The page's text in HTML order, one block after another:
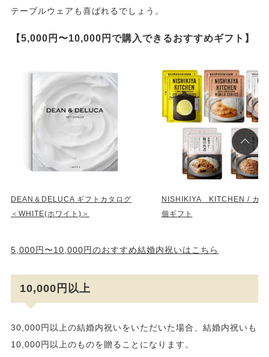
テーブルウェアも喜ばれるでしょう。
【5,000円〜10,000円で購入できるおすすめギフト】
DEAN＆DELUCA ギフトカタログ
＜WHITE(ホワイト)＞
NISHIKIYA KITCHEN / カレ
個ギフト
5,000円〜10,000円のおすすめ結婚内祝いはこちら
10,000円以上
30,000円以上の結婚内祝いをいただいた場合、結婚内祝いも
10,000円以上のものを贈ることになります。